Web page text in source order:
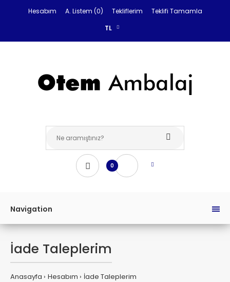
Hesabım A. Listem (0) Tekliflerim
Teklifi Tamamla
TL
0
Navigation
İade Taleplerim
Anasayfa Hesabım İade Taleplerim